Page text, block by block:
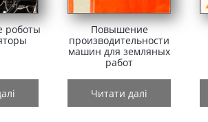
роботы
Повышение
производительности
машин для земляных
работ
Читати далі